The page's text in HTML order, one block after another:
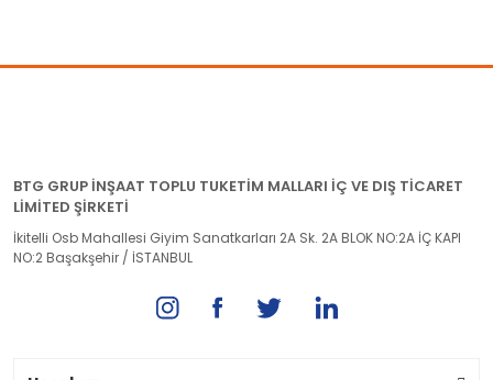
BTG GRUP İNŞAAT TOPLU TUKETİM MALLARI İÇ VE DIŞ TİCARET
LİMİTED ŞİRKETİ
İkitelli Osb Mahallesi Giyim Sanatkarları 2A Sk. 2A BLOK NO:2A İÇ KAPI
NO:2 Başakşehir / İSTANBUL